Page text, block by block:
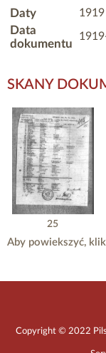
Daty
Data
dokumentu
SKANY
25
Aby powiekszyć,
Copyright © 2022